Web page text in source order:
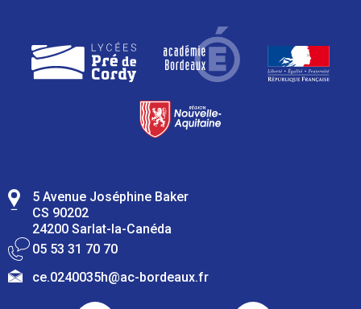
5 Avenue Joséphine Baker
CS 90202
24200 Sarlat-la-Canéda
05 53 31 70 70
ce.0240035h@ac-bordeaux.fr